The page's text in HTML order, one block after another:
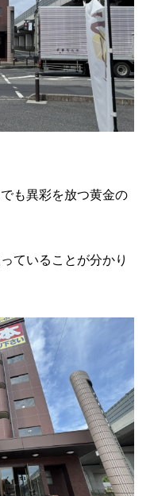
も異彩を放つ黄金の
ていることが分かり